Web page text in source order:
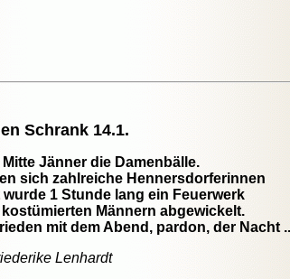
Schrank 14.1.
Jänner die Damenbälle.
sich zahlreiche Hennersdorferinnen
1 Stunde lang ein Feuerwerk
Männern abgewickelt.
mit dem Abend, pardon, der Nacht
Lenhardt